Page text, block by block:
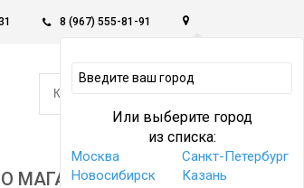
8 (967) 555-81-91
Или выберите город
из списка:
Москва
Санкт-Петербург
Новосибирск
Казань
КОРЗИНА -
0
О МАГАЗИНЕ